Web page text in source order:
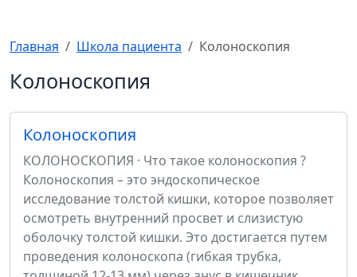
Главная Школа пациента Колоноскопия
Колоноскопия
Колоноскопия
КОЛОНОСКОПИЯ · Что такое колоноскопия ?
Колоноскопия – это эндоскопическое
исследование толстой кишки, которое позволяет
осмотреть внутренний просвет и слизистую
оболочку толстой кишки. Это достигается путем
проведения колоноскопа (гибкая трубка,